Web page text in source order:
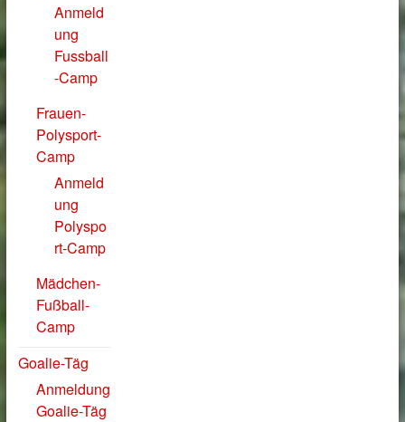
Anmeld
ung
Fussball
-Camp
Frauen-
Polysport-
Camp
Anmeld
ung
Polyspo
rt-Camp
Mädchen-
Fußball-
Camp
Goalie-Täg
Anmeldung
Goalie-Täg